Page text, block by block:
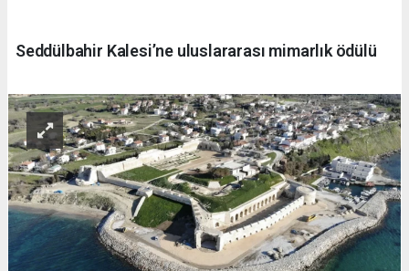
Seddülbahir Kalesi’ne uluslararası mimarlık ödülü